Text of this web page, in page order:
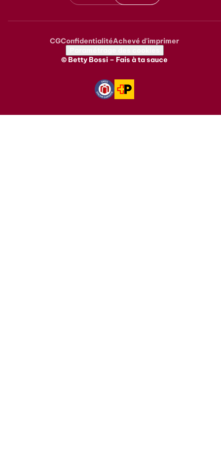
Metanavigation
CGConfidentialitéAchevé d'imprimer
© Betty Bossi – Fais à ta sauce